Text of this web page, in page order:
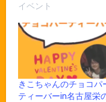
イベント
きこちゃんのチョコパ
ティーバーin名古屋栄